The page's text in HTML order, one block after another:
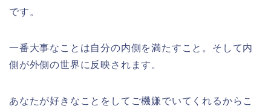
です。
一番大事なことは自分の内側を満たすこと。そして内
側が外側の世界に反映されます。
あなたが好きなことをしてご機嫌でいてくれるからこ